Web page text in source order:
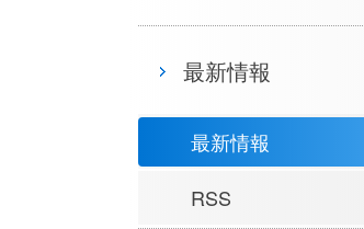
最新情報
最新情報
RSS